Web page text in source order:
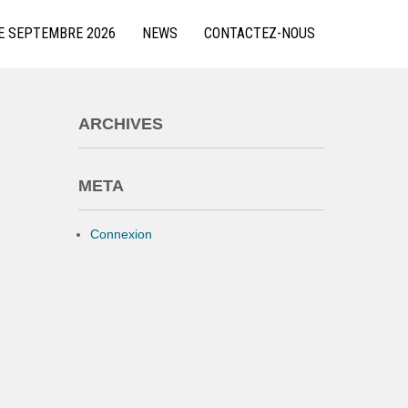
SEPTEMBRE 2026 NEWS CONTACTEZ-NOUS
ARCHIVES
META
Connexion